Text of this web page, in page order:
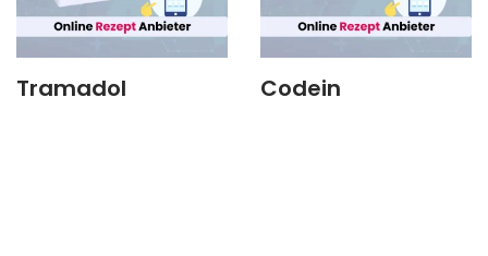
Tramadol Codein